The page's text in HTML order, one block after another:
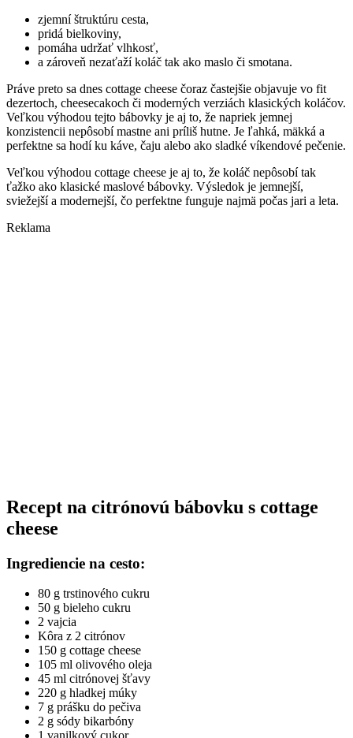
zjemní štruktúru cesta,
pridá bielkoviny,
pomáha udržať vlhkosť,
a zároveň nezaťaží koláč tak ako maslo či smotana.
Práve preto sa dnes cottage cheese čoraz častejšie objavuje vo fit
dezertoch, cheesecakoch či moderných verziách klasických koláčov.
Veľkou výhodou tejto bábovky je aj to, že napriek jemnej
konzistencii nepôsobí mastne ani príliš hutne. Je ľahká, mäkká a
perfektne sa hodí ku káve, čaju alebo ako sladké víkendové pečenie.
Veľkou výhodou cottage cheese je aj to, že koláč nepôsobí tak
ťažko ako klasické maslové bábovky. Výsledok je jemnejší,
sviežejší a modernejší, čo perfektne funguje najmä počas jari a leta.
Reklama
Recept na citrónovú bábovku s cottage
cheese
Ingrediencie na cesto:
80 g trstinového cukru
50 g bieleho cukru
2 vajcia
Kôra z 2 citrónov
150 g cottage cheese
105 ml olivového oleja
45 ml citrónovej šťavy
220 g hladkej múky
7 g prášku do pečiva
2 g sódy bikarbóny